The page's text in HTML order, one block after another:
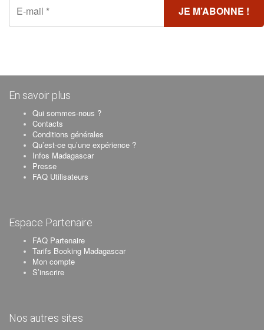
En savoir plus
Qui sommes-nous ?
Contacts
Conditions générales
Qu’est-ce qu’une expérience ?
Infos Madagascar
Presse
FAQ Utilisateurs
Espace Partenaire
FAQ Partenaire
Tarifs Booking Madagascar
Mon compte
S’inscrire
Nos autres sites